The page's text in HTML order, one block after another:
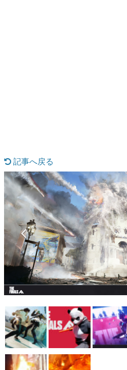
特集記事
マンガ
女性向け
アプリレビュー
その他
電ファミニコゲーマーとは？
運営：株式会社マレ
記事へ戻る